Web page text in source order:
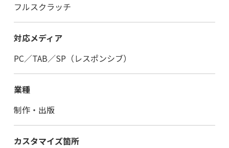
フルスクラッチ
対応メディア
PC／TAB／SP（レスポンシブ）
業種
制作・出版
カスタマイズ箇所